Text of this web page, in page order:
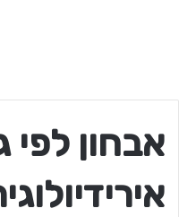
אבחון לפי